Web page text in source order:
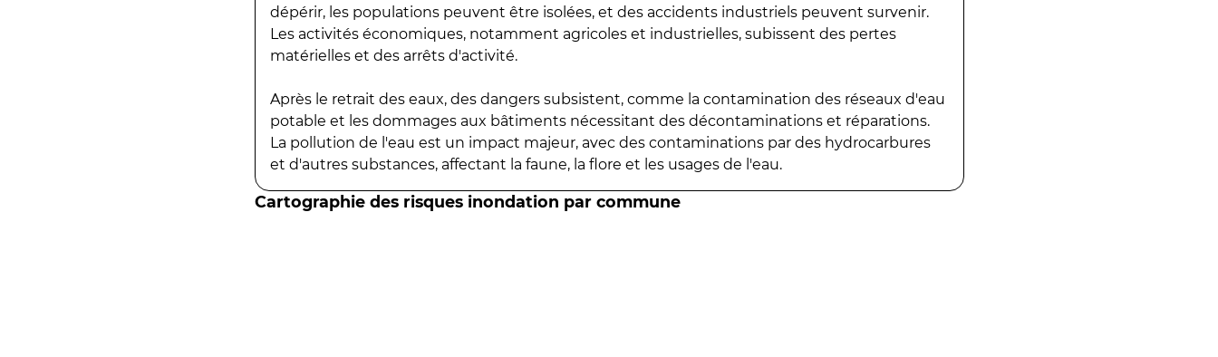
dépérir, les populations peuvent être isolées, et des accidents industriels peuvent survenir.
Les activités économiques, notamment agricoles et industrielles, subissent des pertes
matérielles et des arrêts d'activité.
Après le retrait des eaux, des dangers subsistent, comme la contamination des réseaux d'eau
potable et les dommages aux bâtiments nécessitant des décontaminations et réparations.
La pollution de l'eau est un impact majeur, avec des contaminations par des hydrocarbures
et d'autres substances, affectant la faune, la flore et les usages de l'eau.
Cartographie des risques inondation par commune